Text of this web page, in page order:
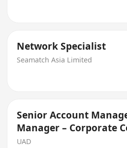
Network Specialist
Seamatch Asia Limited
Senior Account
Manager – Corporate
& ESG
UAD